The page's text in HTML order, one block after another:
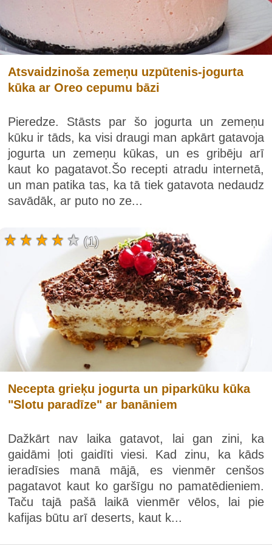
Atsvaidzinoša zemeņu uzpūtenis-jogurta
kūka ar Oreo cepumu bāzi
Pieredze. Stāsts par šo jogurta un zemeņu
kūku ir tāds, ka visi draugi man apkārt gatavoja
jogurta un zemeņu kūkas, un es gribēju arī
kaut ko pagatavot.Šo recepti atradu internetā,
un man patika tas, ka tā tiek gatavota nedaudz
savādāk, ar puto no ze...
Necepta grieķu jogurta un piparkūku kūka
"Slotu paradīze" ar banāniem
Dažkārt nav laika gatavot, lai gan zini, ka
gaidāmi ļoti gaidīti viesi. Kad zinu, ka kāds
ieradīsies manā mājā, es vienmēr cenšos
pagatavot kaut ko garšīgu no pamatēdieniem.
Taču tajā pašā laikā vienmēr vēlos, lai pie
kafijas būtu arī deserts, kaut k...
(1)